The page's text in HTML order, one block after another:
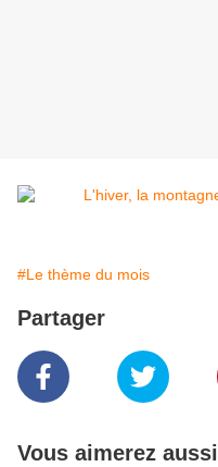
#Le thème du mois
Partager
Vous aimerez aussi